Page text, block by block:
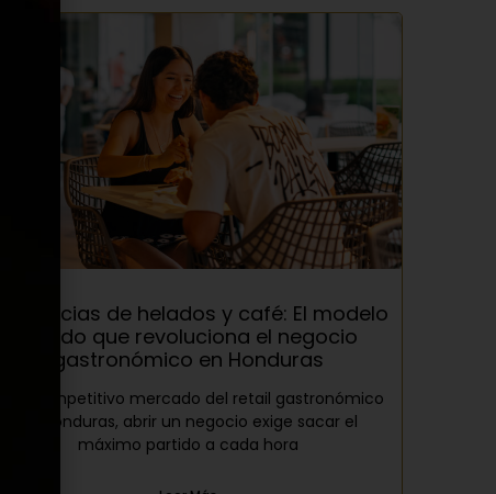
Franquicias de helados y café: El modelo
híbrido que revoluciona el negocio
gastronómico en Honduras
En el competitivo mercado del retail gastronómico
en Honduras, abrir un negocio exige sacar el
máximo partido a cada hora